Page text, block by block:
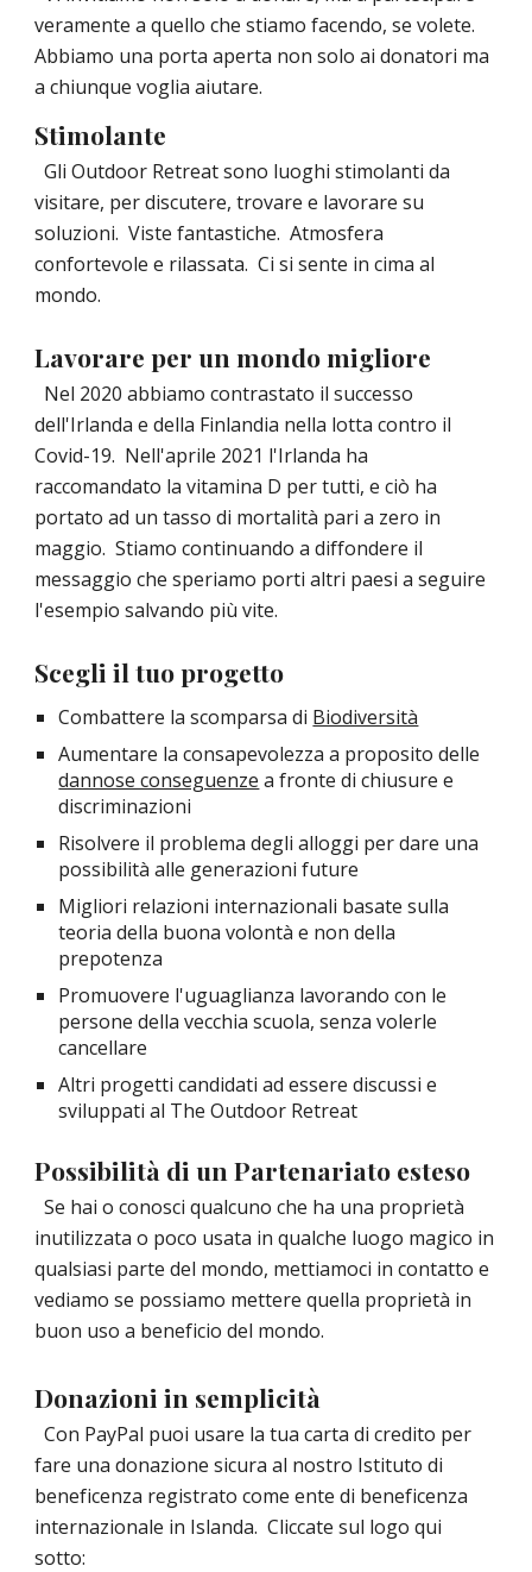
veramente a quello che stiamo facendo, se volete.
Abbiamo una porta aperta non solo ai donatori ma
a chiunque voglia aiutare.
Stimolante
Gli Outdoor Retreat sono luoghi stimolanti da
visitare, per discutere, trovare e lavorare su
soluzioni.  Viste fantastiche.  Atmosfera
confortevole e rilassata.  Ci si sente in cima al
mondo.
Lavorare per un mondo migliore
Nel 2020 abbiamo contrastato il successo
dell'Irlanda e della Finlandia nella lotta contro il
Covid-19.  Nell'aprile 2021 l'Irlanda ha
raccomandato la vitamina D per tutti, e ciò ha
portato ad un tasso di mortalità pari a zero in
maggio.  Stiamo continuando a diffondere il
messaggio che speriamo porti altri paesi a seguire
l'esempio salvando più vite.
Scegli il tuo progetto
Combattere la scomparsa di Biodiversità
Aumentare la consapevolezza a proposito delle
dannose conseguenze a fronte di chiusure e
discriminazioni
Risolvere il problema degli alloggi per dare una
possibilità alle generazioni future
Migliori relazioni internazionali basate sulla
teoria della buona volontà e non della
prepotenza
Promuovere l'uguaglianza lavorando con le
persone della vecchia scuola, senza volerle
cancellare
Altri progetti candidati ad essere discussi e
sviluppati al The Outdoor Retreat
Possibilità di un Partenariato esteso
Se hai o conosci qualcuno che ha una proprietà
inutilizzata o poco usata in qualche luogo magico in
qualsiasi parte del mondo, mettiamoci in contatto e
vediamo se possiamo mettere quella proprietà in
buon uso a beneficio del mondo.
Donazioni in semplicità
Con PayPal puoi usare la tua carta di credito per
fare una donazione sicura al nostro Istituto di
beneficenza registrato come ente di beneficenza
internazionale in Islanda.  Cliccate sul logo qui
sotto: